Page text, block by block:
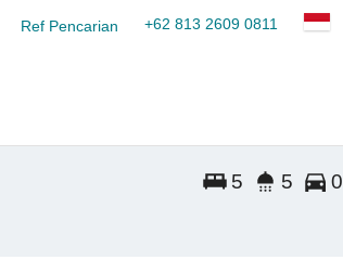
Ref Pencarian +62 813 2609 0811
5 5 0